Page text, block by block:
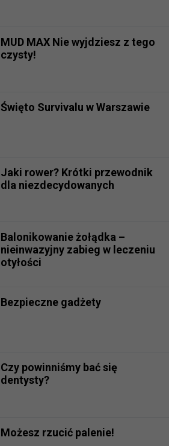
MUD MAX Nie wyjdziesz z tego
czysty!
Święto Survivalu w Warszawie
Jaki rower? Krótki przewodnik
dla niezdecydowanych
Balonikowanie żołądka –
nieinwazyjny zabieg w leczeniu
otyłości
Bezpieczne gadżety
Czy powinniśmy bać się
dentysty?
Możesz rzucić palenie!